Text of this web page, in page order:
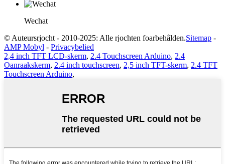
Wechat
© Auteursrjocht - 2010-2025: Alle rjochten foarbehâlden.Sitemap -
AMP Mobyl - Privacybelied
2,4 inch TFT LCD-skerm, 2.4 Touchscreen Arduino, 2.4
Oanraakskerm, 2.4 inch touchscreen, 2,5 inch TFT-skerm, 2.4 TFT
Touchscreen Arduino,